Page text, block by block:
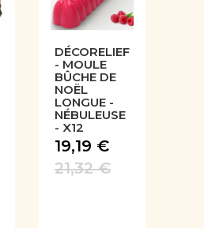
DÉCORELIEF
- MOULE
BÛCHE DE
NOËL
LONGUE -
NÉBULEUSE
- X12
19,19 €
21,32 €